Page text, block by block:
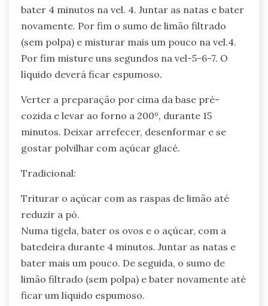
bater 4 minutos na vel. 4. Juntar as natas e bater
novamente. Por fim o sumo de limão filtrado
(sem polpa) e misturar mais um pouco na vel.4.
Por fim misture uns segundos na vel-5-6-7. O
líquido deverá ficar espumoso.
Verter a preparação por cima da base pré-
cozida e levar ao forno a 200º, durante 15
minutos. Deixar arrefecer, desenformar e se
gostar polvilhar com açúcar glacé.
Tradicional:
Triturar o açúcar com as raspas de limão até
reduzir a pó.
Numa tigela, bater os ovos e o açúcar, com a
batedeira durante 4 minutos. Juntar as natas e
bater mais um pouco. De seguida, o sumo de
limão filtrado (sem polpa) e bater novamente até
ficar um líquido espumoso.